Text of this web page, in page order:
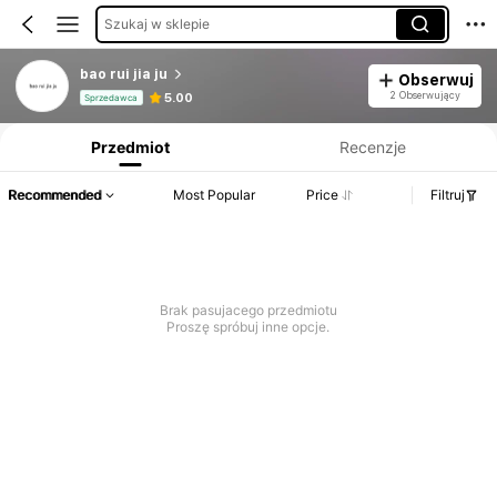
Szukaj w sklepie
bao rui jia ju
Sprzedawca 5.00
Obserwuj
2 Obserwujący
Przedmiot Recenzje
Recommended Most Popular Price Filtruj
Brak pasujacego przedmiotu
Proszę spróbuj inne opcje.